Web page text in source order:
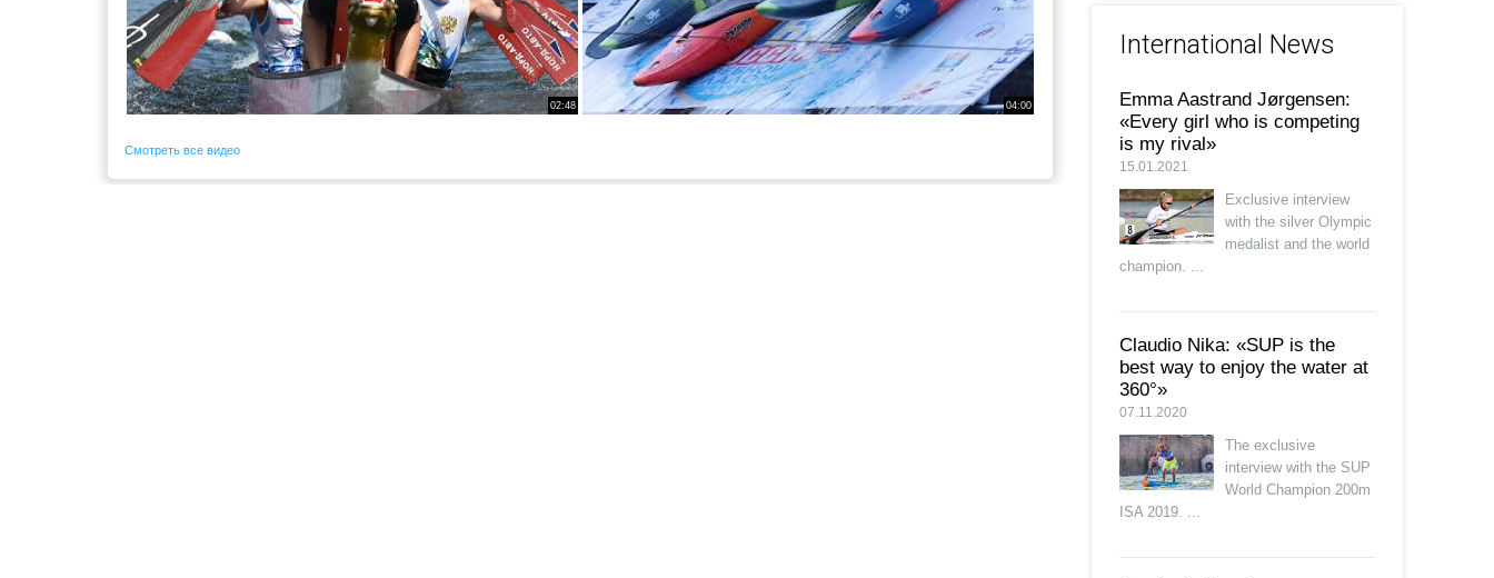
02:48 04:00
Смотреть все видео
International News
Emma Aastrand Jørgensen:
«Every girl who is competing
is my rival»
15.01.2021
Exclusive interview
with the silver Olympic
medalist and the world
champion. ...
Claudio Nika: «SUP is the
best way to enjoy the water at
360°»
07.11.2020
The exclusive
interview with the SUP
World Champion 200m
ISA 2019. ...